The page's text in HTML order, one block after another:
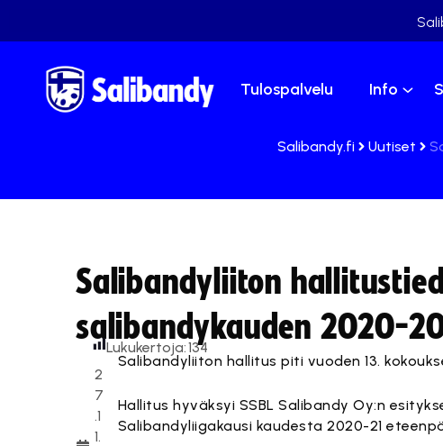
Tulospalvelu Info
Salibandy.fi Uutiset
Salibandyliiton
salibandykauden 2020-
2
7
.1
1.
Lukukertoja:134
Salibandyliiton hallitus piti vuoden 13.
Hallitus hyväksyi SSBL Salibandy Oy:n
Salibandyliigakausi kaudesta 2020-21